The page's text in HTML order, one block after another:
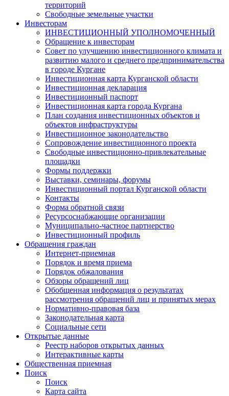
территорий
Свободные земельные участки
Инвесторам
ИНВЕСТИЦИОННЫЙ УПОЛНОМОЧЕННЫЙ
Обращение к инвесторам
Совет по улучшению инвестиционного климата и
развитию малого и среднего предпринимательства
в городе Кургане
Инвестиционная карта Курганской области
Инвестиционная декларация
Инвестиционный паспорт
Инвестиционная карта города Кургана
План создания инвестиционных объектов и
объектов инфраструктуры
Инвестиционное законодательство
Сопровождение инвестиционного проекта
Свободные инвестиционно-привлекательные
площадки
Формы поддержки
Выставки, семинары, форумы
Инвестиционный портал Курганской области
Контакты
Форма обратной связи
Ресурсоснабжающие организации
Муниципально-частное партнерство
Инвестиционный профиль
Обращения граждан
Интернет-приемная
Порядок и время приема
Порядок обжалования
Обзоры обращений лиц
Обобщенная информация о результатах
рассмотрения обращений лиц и принятых мерах
Нормативно-правовая база
Законодательная карта
Социальные сети
Открытые данные
Реестр наборов открытых данных
Интерактивные карты
Общественная приемная
Поиск
Поиск
Карта сайта